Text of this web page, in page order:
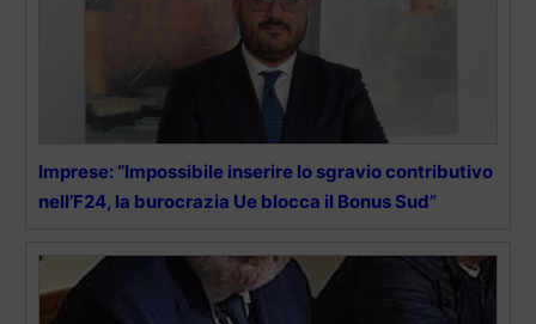
Imprese: “Impossibile inserire lo sgravio contributivo
nell’F24, la burocrazia Ue blocca il Bonus Sud”